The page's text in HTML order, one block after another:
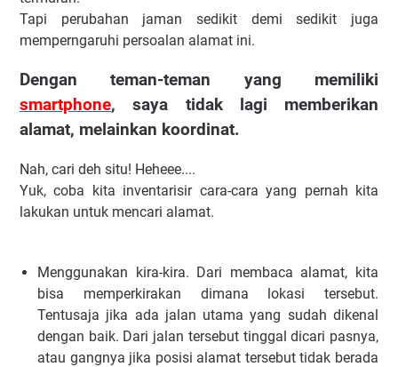
Tapi perubahan jaman sedikit demi sedikit juga
memperngaruhi persoalan alamat ini.
Dengan teman-teman yang memiliki
smartphone, saya tidak lagi memberikan
alamat, melainkan koordinat.
Nah, cari deh situ! Heheee....
Yuk, coba kita inventarisir cara-cara yang pernah kita
lakukan untuk mencari alamat.
Menggunakan kira-kira. Dari membaca alamat, kita
bisa memperkirakan dimana lokasi tersebut.
Tentusaja jika ada jalan utama yang sudah dikenal
dengan baik. Dari jalan tersebut tinggal dicari pasnya,
atau gangnya jika posisi alamat tersebut tidak berada